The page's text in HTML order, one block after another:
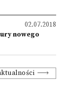
02.07.2018
nowego